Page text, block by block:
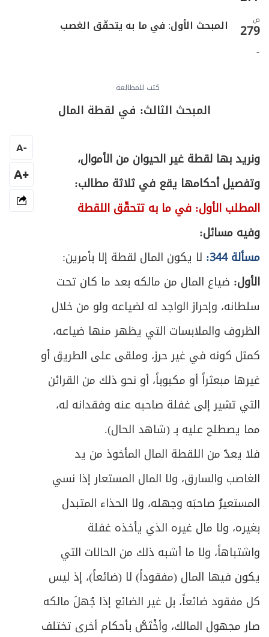
كتب للمطالعة
المبحث الثالث: في لقطة المال
ونريد بها لقطة غير الحيوان من الأموال،
وتفصيل أحكامها يقع في ثلاثة مطالب:
المطلب الأول: في ما به تتحقّق اللقطة
وفيه مسائل:
مسألة 344:
لا يكون المال لقطة إلا بأمرين:
الأول: ضياع المال من مالكه بعد ما كان تحت
سلطانه، وإحراز الواجد له لضياعه ولو من خلال
الظروف والملابسات التي يظهر منها ضياعه،
كمثل كونه في غير حرز، وملقى على الطريق أو
غيرها مبعثراً أو مكبوباً، أو نحو ذلك من القرائن
التي تشير إلى غفلة صاحبه عنه وفقدانه له،
مما يصطلح عليه بـ (شاهد الحال).
فلا يعدّ من اللقطة المال المأخوذ من يد
الغاصب والسارق، ولا المال المستعار إذا نسي
المستعيرُ صاحبَه وجهله، ولا الحذاء المتبدل
بغيره، ولا مال غيره الذي يأخذه غفلة
واشتباهاً، ولا ما أشبه ذلك من الحالات التي
يكون فيها المال (مفقوداً) لا (ضائعاً)، إذ ليس
كل مفقود ضائعاً، بل غير الضائع إذا جُهلَ مالكه
صار مجهول المالك، وأخْتَصَّ بأحكام أخرى تختلف
-
A
+A
ص
279 المبحث الأول: في ما به يتحقّق الغصب
ص
المبحث الثالث: في ضمان المنافع والحقوق
المفوَّتة بالغصب
ص
301 الفصل الثاني: في ضمان التالف
ص
303 المبحث الأول: في التلف الموجب للضمان
ص
309 المبحث الثاني: في كيفية الضمان
314 المقصد الرابع: في أبواب متفرقة
ص
318 الباب الأول: في الوكالة
ص
319 المبحث الأول: في التعريف والعقد والمتعاقدين
325 المبحث الثاني: في ما يصح التوكيل فيه
ص
330 المبحث الثالث: في كيفية قيام الوكيل بعمله
ص
338 الباب الثاني: في الإقرار
339 المبحث الأول: في صيغة الإقرار وطبيعته
ص المبحث الثاني: في شروط المُقر والمُقَر له
ص346 المبحث الثالث: في المُقَر به
350 الباب الثالث: في اليمين والنذر والعهد
352
المبحث الأول: في تعريف اليمين والصيغة
والأقسام